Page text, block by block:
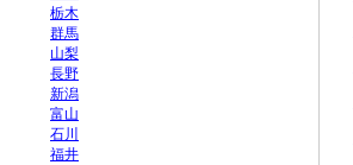
栃木
群馬
山梨
長野
新潟
富山
石川
福井